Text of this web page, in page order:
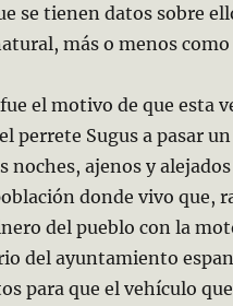
se tienen datos sobre
más o menos
el motivo de que esta
perrete Sugus a pasar
noches, ajenos y
donde vivo que,
del pueblo con la
del ayuntamiento
para que el vehículo